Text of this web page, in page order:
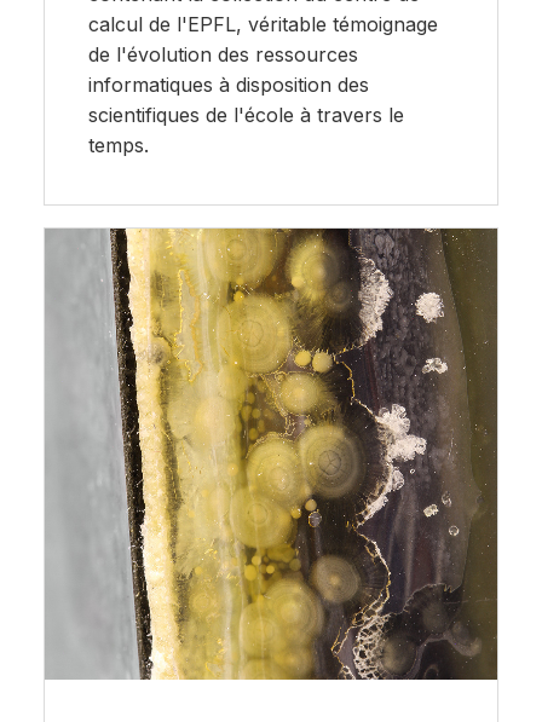
calcul de l'EPFL, véritable témoignage
de l'évolution des ressources
informatiques à disposition des
scientifiques de l'école à travers le
temps.